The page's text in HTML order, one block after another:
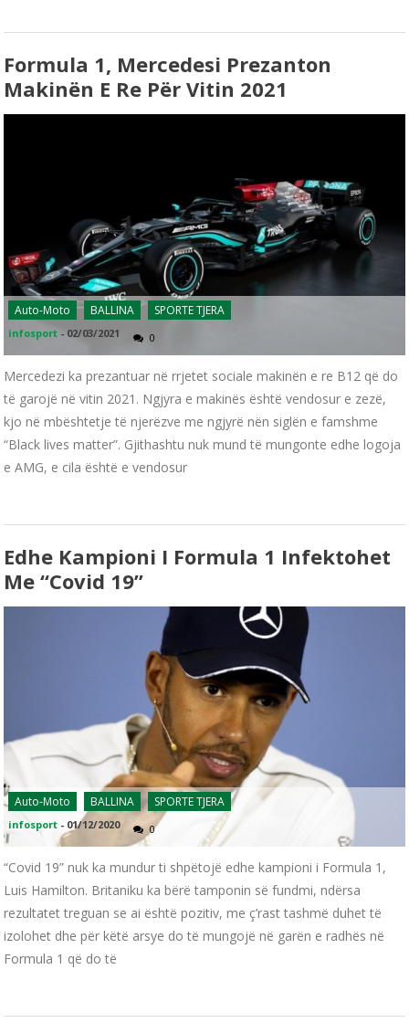
Formula 1, Mercedesi Prezanton
Makinën E Re Për Vitin 2021
Auto-Moto BALLINA SPORTE TJERA
infosport - 02/03/2021 0
Mercedezi ka prezantuar në rrjetet sociale makinën e re B12 që do
të garojë në vitin 2021. Ngjyra e makinës është vendosur e zezë,
kjo në mbështetje të njerëzve me ngjyrë nën siglën e famshme
“Black lives matter”. Gjithashtu nuk mund të mungonte edhe logoja
e AMG, e cila është e vendosur
Edhe Kampioni I Formula 1 Infektohet
Me “Covid 19”
Auto-Moto BALLINA SPORTE TJERA
infosport - 01/12/2020 0
“Covid 19” nuk ka mundur ti shpëtojë edhe kampioni i Formula 1,
Luis Hamilton. Britaniku ka bërë tamponin së fundmi, ndërsa
rezultatet treguan se ai është pozitiv, me ç’rast tashmë duhet të
izolohet dhe për këtë arsye do të mungojë në garën e radhës në
Formula 1 që do të